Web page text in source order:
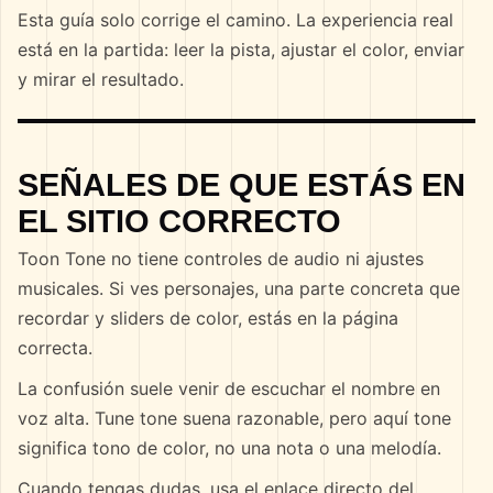
Esta guía solo corrige el camino. La experiencia real
está en la partida: leer la pista, ajustar el color, enviar
y mirar el resultado.
SEÑALES DE QUE ESTÁS EN
EL SITIO CORRECTO
Toon Tone no tiene controles de audio ni ajustes
musicales. Si ves personajes, una parte concreta que
recordar y sliders de color, estás en la página
correcta.
La confusión suele venir de escuchar el nombre en
voz alta. Tune tone suena razonable, pero aquí tone
significa tono de color, no una nota o una melodía.
Cuando tengas dudas, usa el enlace directo del